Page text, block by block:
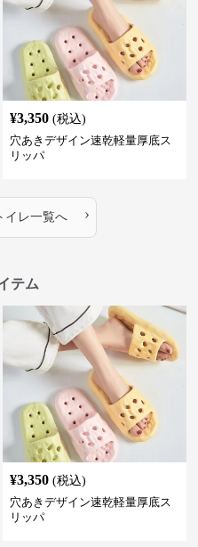
¥3,350 (税込)
穴あきデザイン速乾軽量厚底ス
リッパ
イレ一覧へ ›
テム
¥3,350 (税込)
穴あきデザイン速乾軽量厚底ス
リッパ